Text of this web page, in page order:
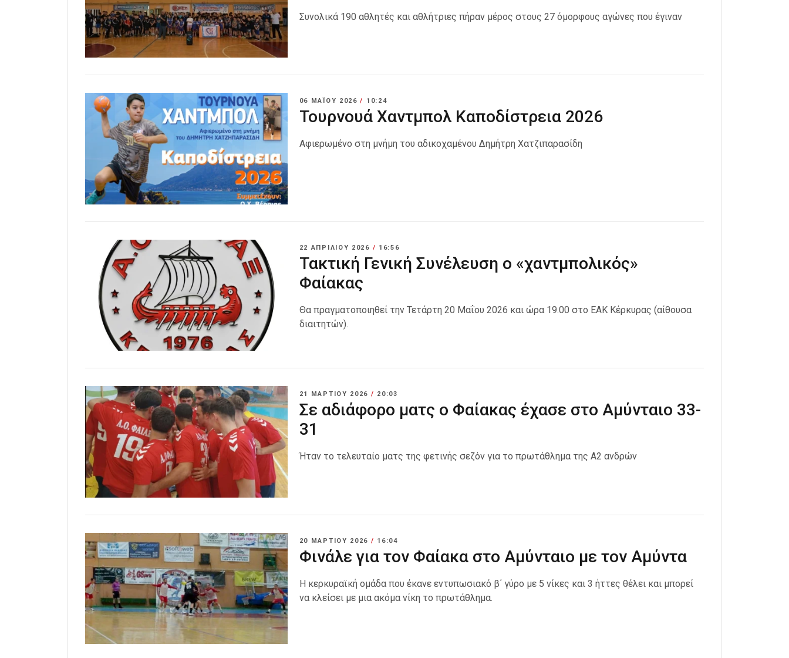
Συνολικά 190 αθλητές και αθλήτριες πήραν μέρος στους 27 όμορφους αγώνες που έγιναν
06 ΜΑΪ́ΟΥ 2026/ 10:24
Τουρνουά Χαντμπολ Καποδίστρεια 2026
Αφιερωμένο στη μνήμη του αδικοχαμένου Δημήτρη Χατζιπαρασίδη
22 ΑΠΡΙΛΊΟΥ 2026 / 16:56
Τακτική Γενική Συνέλευση ο «χαντμπολικός»
Φαίακας
Θα πραγματοποιηθεί την Τετάρτη 20 Μαΐου 2026 και ώρα 19.00 στο ΕΑΚ Κέρκυρας (αίθουσα
διαιτητών).
21 ΜΑΡΤΊΟΥ 2026 / 20:03
Σε αδιάφορο ματς ο Φαίακας έχασε στο Αμύνταιο 33-
31
Ήταν το τελευταίο ματς της φετινής σεζόν για το πρωτάθλημα της Α2 ανδρών
20 ΜΑΡΤΊΟΥ 2026 / 16:04
Φινάλε για τον Φαίακα στο Αμύνταιο με τον Αμύντα
Η κερκυραϊκή ομάδα που έκανε εντυπωσιακό β΄ γύρο με 5 νίκες και 3 ήττες θέλει και μπορεί
να κλείσει με μια ακόμα νίκη το πρωτάθλημα.